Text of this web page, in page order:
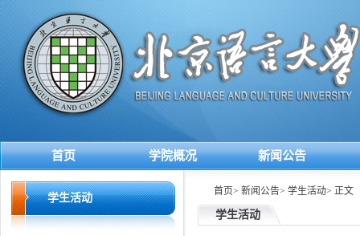
首页 学院概况 新闻公告
学生活动
首页> 新闻公告> 学生活动> 正文
学生活动